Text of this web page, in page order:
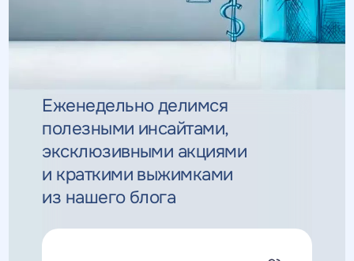
Еженедельно делимся
полезными инсайтами,
эксклюзивными акциями
и краткими выжимками
из нашего блога